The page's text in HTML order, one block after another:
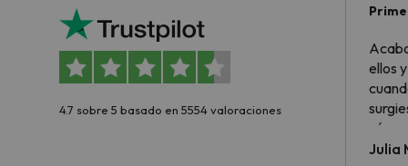
4.7 sobre 5 basado en 5554 valoraciones
ellos
todo
Julia